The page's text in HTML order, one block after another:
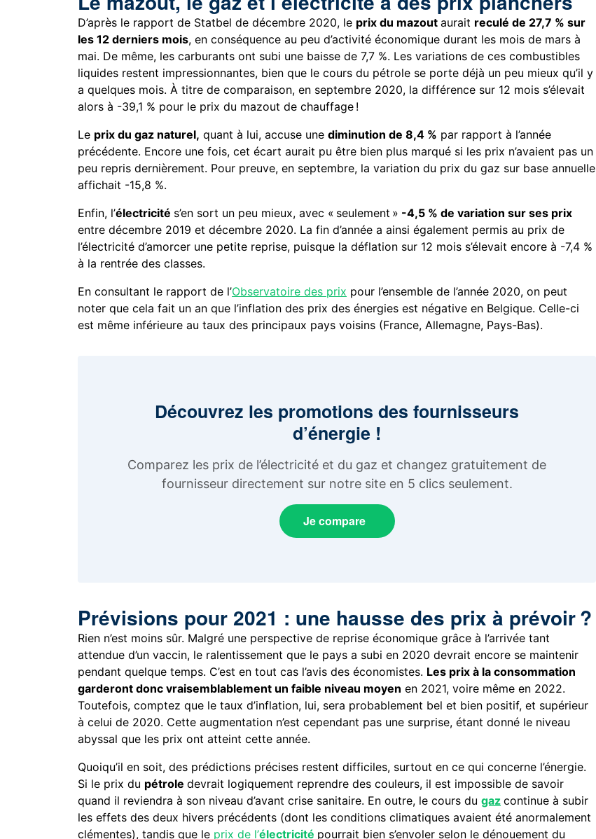
D’après le rapport de Statbel de décembre 2020, le prix du mazoutaurait reculé de 27,7 % sur
les 12 derniers mois, en conséquence au peu d’activité économique durant les mois de mars à
mai. De même, les carburants ont subi une baisse de 7,7 %. Les variations de ces combustibles
liquides restent impressionnantes, bien que le cours du pétrole se porte déjà un peu mieux qu’il y
a quelques mois. À titre de comparaison, en septembre 2020, la différence sur 12 mois s’élevait
alors à -39,1 % pour le prix du mazout de chauffage !
Le prix du gaz naturel, quant à lui, accuse unediminution de 8,4 % par rapport à l’année
précédente. Encore une fois, cet écart aurait pu être bien plus marqué si les prix n’avaient pas un
peu repris dernièrement. Pour preuve, en septembre, la variation du prix du gaz sur base annuelle
affichait -15,8 %.
Enfin, l’électricité s’en sort un peu mieux, avec « seulement » -4,5 % de variation sur ses prix
entre décembre 2019 et décembre 2020. La fin d’année a ainsi également permis au prix de
l’électricité d’amorcer une petite reprise, puisque la déflation sur 12 mois s’élevait encore à -7,4 %
à la rentrée des classes.
En consultant le rapport de l’Observatoire des prix pour l’ensemble de l’année 2020, on peut
noter que cela fait un an que l’inflation des prix des énergies est négative en Belgique. Celle-ci
est même inférieure au taux des principaux pays voisins (France, Allemagne, Pays-Bas).
Découvrez les promotions des fournisseurs
d’énergie !
Comparez les prix de l’électricité et du gaz et changez gratuitement de
fournisseur directement sur notre site en 5 clics seulement.
Je compare
Prévisions pour 2021 : une hausse des prix à prévoir ?
Rien n’est moins sûr. Malgré une perspective de reprise économique grâce à l’arrivée tant
attendue d’un vaccin, le ralentissement que le pays a subi en 2020 devrait encore se maintenir
pendant quelque temps. C’est en tout cas l’avis des économistes. Les prix à la consommation
garderont donc vraisemblablement un faible niveau moyen en 2021, voire même en 2022.
Toutefois, comptez que le taux d’inflation, lui, sera probablement bel et bien positif, et supérieur
à celui de 2020. Cette augmentation n’est cependant pas une surprise, étant donné le niveau
abyssal que les prix ont atteint cette année.
Quoiqu’il en soit, des prédictions précises restent difficiles, surtout en ce qui concerne l’énergie.
Si le prix du pétroledevrait logiquement reprendre des couleurs, il est impossible de savoir
quand il reviendra à son niveau d’avant crise sanitaire. En outre, le cours dugaz continue à subir
les effets des deux hivers précédents (dont les conditions climatiques avaient été anormalement
clémentes), tandis que le prix de l’électricité pourrait bien s’envoler selon le dénouement du